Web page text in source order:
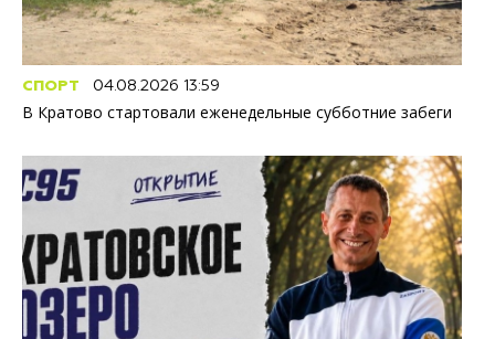
СПОРТ 04.08.2026 13:59
В Кратово стартовали еженедельные субботние забеги